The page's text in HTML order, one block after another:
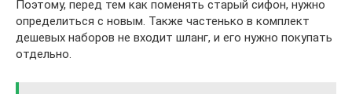
Поэтому, перед тем как поменять старый сифон, нужно
определиться с новым. Также частенько в комплект
дешевых наборов не входит шланг, и его нужно покупать
отдельно.